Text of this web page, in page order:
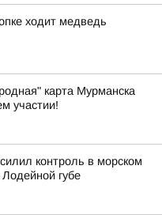
ходит медведь
карта Мурманска
участии!
контроль в морском
губе